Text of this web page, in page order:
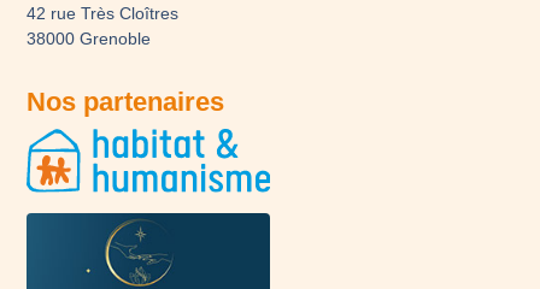
42 rue Très Cloîtres
38000 Grenoble
Nos partenaires